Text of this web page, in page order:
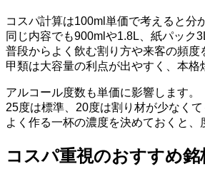
コスパ計算は100ml単価で考えると分
同じ内容でも900mlや1.8L、紙パック
普段からよく飲む割り方や来客の頻度
甲類は大容量の利点が出やすく、本格
アルコール度数も単価に影響します。
25度は標準、20度は割り材が少なく
よく作る一杯の濃度を決めておくと
コスパ重視のおすすめ銘